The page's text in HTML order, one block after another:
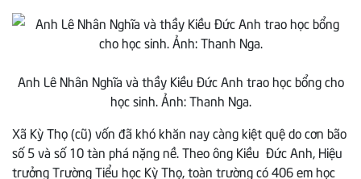
Anh Lê Nhân Nghĩa và thầy Kiều Đức Anh trao học bổng cho
học sinh. Ảnh: Thanh Nga.
Xã Kỳ Thọ (cũ) vốn đã khó khăn nay càng kiệt quệ do cơn bão
số 5 và số 10 tàn phá nặng nề. Theo ông Kiều Đức Anh, Hiệu
trưởng Trường Tiểu học Kỳ Thọ, toàn trường có 406 em học